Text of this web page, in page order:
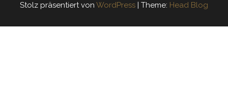
Stolz präsentiert von WordPress | Theme: Head Blog